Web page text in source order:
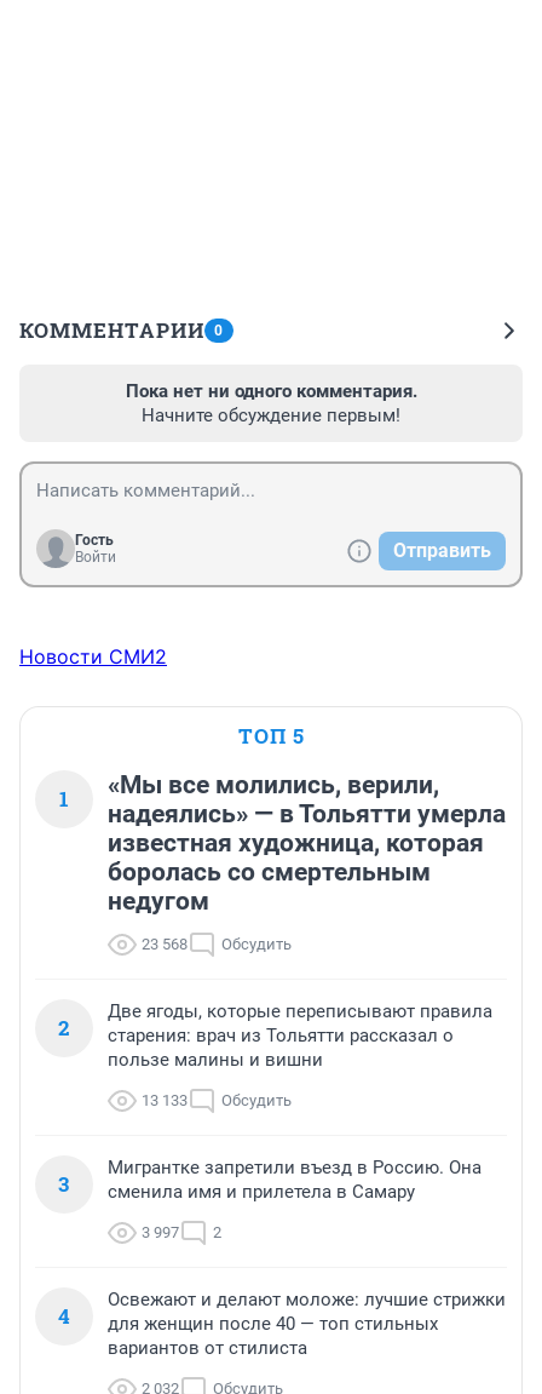
КОММЕНТАРИИ 0
Пока нет ни одного комментария.
Начните обсуждение первым!
Гость
Войти
Отправить
Новости СМИ2
ТОП 5
1
«Мы все молились, верили,
надеялись» — в Тольятти умерла
известная художница, которая
боролась со смертельным
недугом
23 568 Обсудить
2
Две ягоды, которые переписывают правила
старения: врач из Тольятти рассказал о
пользе малины и вишни
13 133 Обсудить
3
Мигрантке запретили въезд в Россию. Она
сменила имя и прилетела в Самару
3 997 2
4
Освежают и делают моложе: лучшие стрижки
для женщин после 40 — топ стильных
вариантов от стилиста
2 032 Обсудить